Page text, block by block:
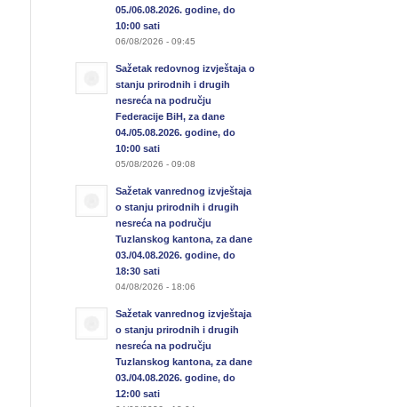
05./06.08.2026. godine, do
10:00 sati
06/08/2026 - 09:45
Sažetak redovnog izvještaja o
stanju prirodnih i drugih
nesreća na području
Federacije BiH, za dane
04./05.08.2026. godine, do
10:00 sati
05/08/2026 - 09:08
Sažetak vanrednog izvještaja
o stanju prirodnih i drugih
nesreća na području
Tuzlanskog kantona, za dane
03./04.08.2026. godine, do
18:30 sati
04/08/2026 - 18:06
Sažetak vanrednog izvještaja
o stanju prirodnih i drugih
nesreća na području
Tuzlanskog kantona, za dane
03./04.08.2026. godine, do
12:00 sati